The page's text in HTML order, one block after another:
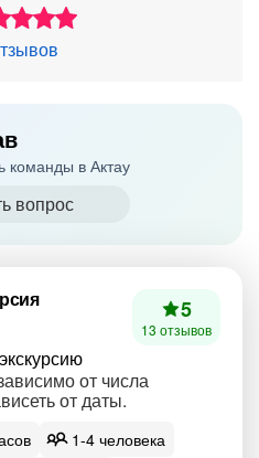
команды в Актау
вопрос
от числа
от даты.
5
13 отзывов
1-4 человека